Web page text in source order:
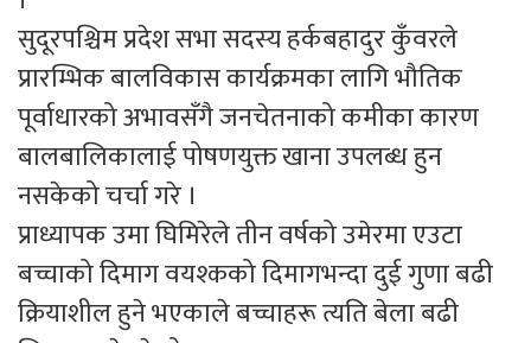
सुदूरपश्चिम प्रदेश सभा सदस्य हर्कबहादुर कुँवरले
प्रारम्भिक बालविकास कार्यक्रमका लागि भौतिक
पूर्वाधारको अभावसँगै जनचेतनाको कमीका कारण
बालबालिकालाई पोषणयुक्त खाना उपलब्ध हुन
नसकेको चर्चा गरे ।
प्राध्यापक उमा घिमिरेले तीन वर्षको उमेरमा एउटा
बच्चाको दिमाग वयश्कको दिमागभन्दा दुई गुणा बढी
क्रियाशील हुने भएकाले बच्चाहरू त्यति बेला बढी